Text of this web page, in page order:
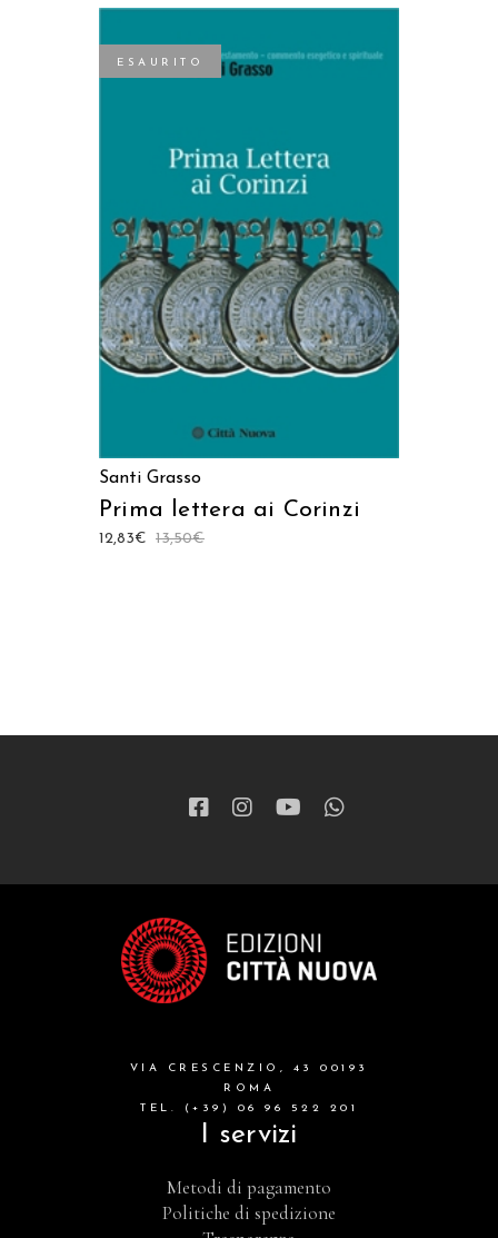
ESAURITO
LEGGI TUTTO
Santi Grasso
Prima lettera ai Corinzi
13,50€
12,83€
VIA CRESCENZIO, 43 00193
ROMA
TEL. (+39) 06 96 522 201
I servizi
Metodi di pagamento
Politiche di spedizione